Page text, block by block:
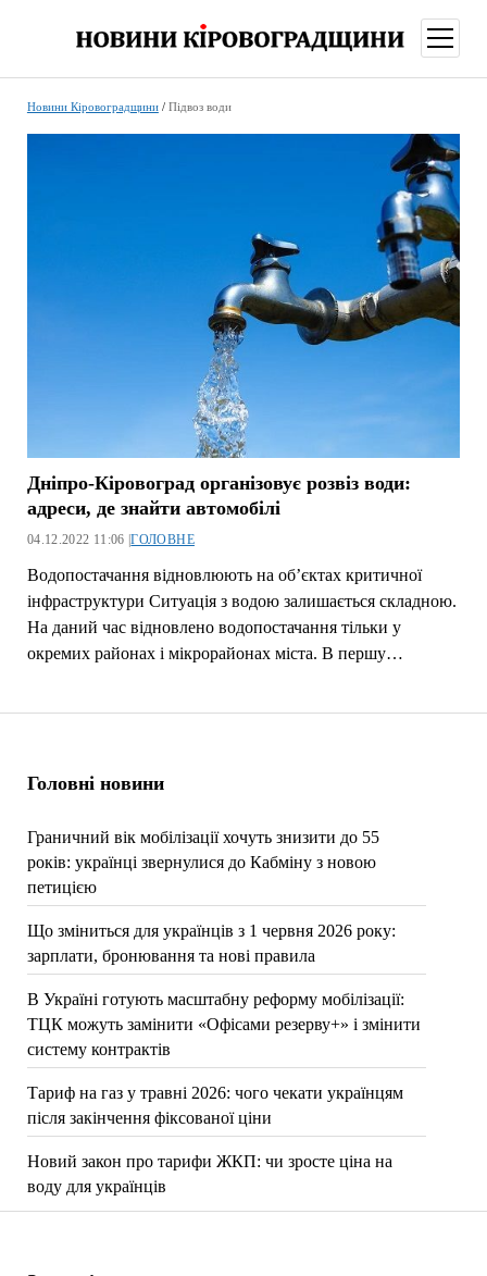
меню
Головні новини
Граничний вік мобілізації хочуть знизити до 55
років: українці звернулися до Кабміну з новою
петицією
Що зміниться для українців з 1 червня 2026 року:
зарплати, бронювання та нові правила
В Україні готують масштабну реформу мобілізації:
ТЦК можуть замінити «Офісами резерву+» і змінити
систему контрактів
Тариф на газ у травні 2026: чого чекати українцям
після закінчення фіксованої ціни
Новий закон про тарифи ЖКП: чи зросте ціна на
воду для українців
Новини Кіровоградщини/ Підвоз води
Дніпро-Кіровоград організовує розвіз води:
адреси, де знайти автомобілі
04.12.2022 11:06 |ГОЛОВНЕ
Водопостачання відновлюють на об’єктах критичної
інфраструктури Ситуація з водою залишається складною.
На даний час відновлено водопостачання тільки у
окремих районах і мікрорайонах міста. В першу…